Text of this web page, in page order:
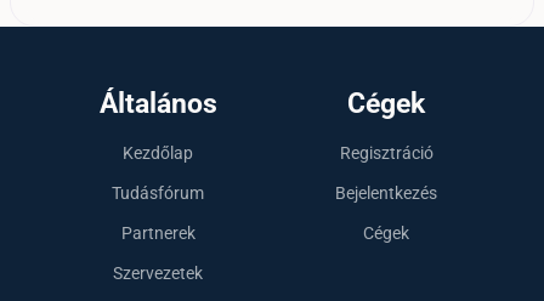
Általános
Kezdőlap
Tudásfórum
Partnerek
Szervezetek
Cégek
Regisztráció
Bejelentkezés
Cégek